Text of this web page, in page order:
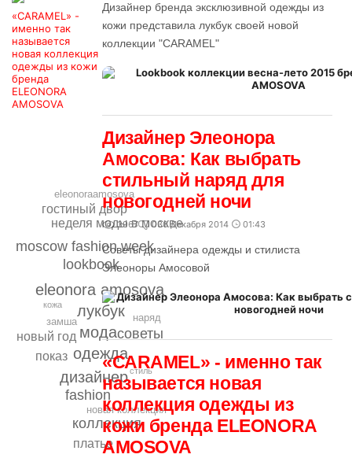
«САRAMEL» -
именно так
называется
новая коллекция
одежды из кожи
бренда
ELEONORA
AMOSOVA
мода
одежда
лукбук
eleonora amosova
дизайнер
lookbook
fashion
коллекция
советы
moscow fashion week
неделя моды в москве
новый год
платье
показ
гостиный двор
замша наряд
новая коллекция
eleonoraamosova
кожа
стиль
Дизайнер бренда эксклюзивной одежды из
кожи представила лукбук своей новой
коллекции "CARAMEL"
Дизайнер Элеонора
Амосова: Как выбрать
стильный наряд для
новогодней ночи
3967 030 Декабря 2014 01:43
Советы дизайнера одежды и стилиста
Элеоноры Амосовой
«САRAMEL» - именно так
называется новая
коллекция одежды из
кожи бренда ELEONORA
AMOSOVA